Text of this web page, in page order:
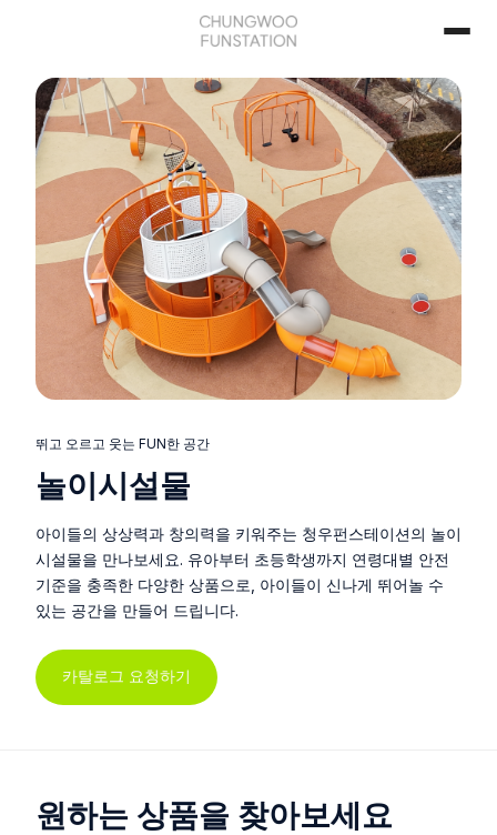
뛰고 오르고 웃는 FUN한 공간
놀이시설물
아이들의 상상력과 창의력을 키워주는 청우펀스테이션의 놀이
시설물을 만나보세요. 유아부터 초등학생까지 연령대별 안전
기준을 충족한 다양한 상품으로, 아이들이 신나게 뛰어놀 수
있는 공간을 만들어 드립니다.
카탈로그 요청하기
원하는 상품을 찾아보세요